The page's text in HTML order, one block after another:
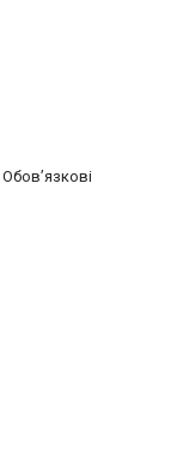
Обов’язкові